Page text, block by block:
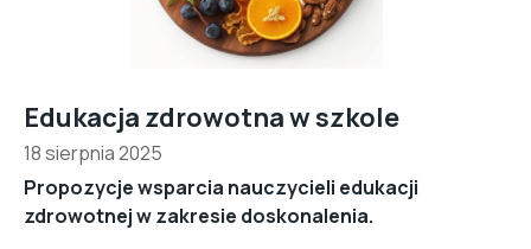
Edukacja zdrowotna w szkole
18 sierpnia 2025
Propozycje wsparcia nauczycieli edukacji
zdrowotnej w zakresie doskonalenia.